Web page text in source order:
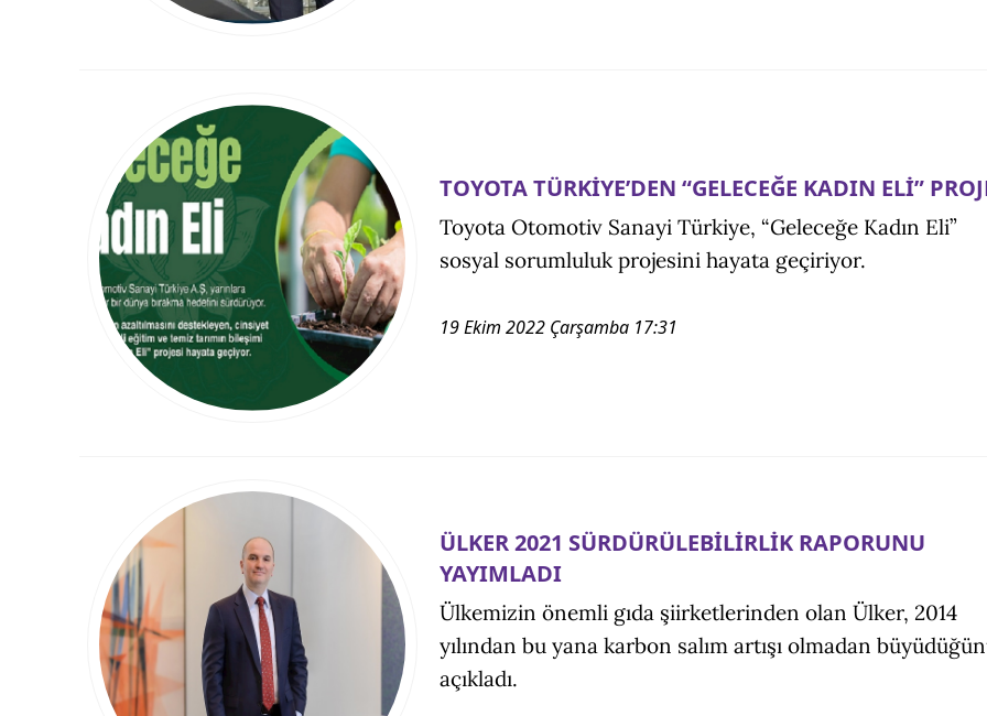
TOYOTA TÜRKİYE’DEN “GELECEĞE KADIN ELİ”
Toyota Otomotiv Sanayi Türkiye, “Geleceğe Kadın Eli”
sosyal sorumluluk projesini hayata geçiriyor.
19 Ekim 2022 Çarşamba 17:31
ÜLKER 2021 SÜRDÜRÜLEBİLİRLİK RAPORUNU
YAYIMLADI
Ülkemizin önemli gıda şiirketlerinden olan Ülker, 2014
yılından bu yana karbon salım artışı olmadan
açıkladı.